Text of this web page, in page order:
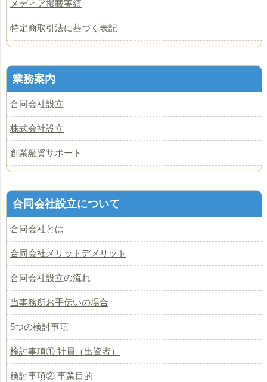
メディア掲載実績
特定商取引法に基づく表記
業務案内
合同会社設立
株式会社設立
創業融資サポート
合同会社設立について
合同会社とは
合同会社メリットデメリット
合同会社設立の流れ
当事務所お手伝いの場合
5つの検討事項
検討事項① 社員（出資者）
検討事項② 事業目的